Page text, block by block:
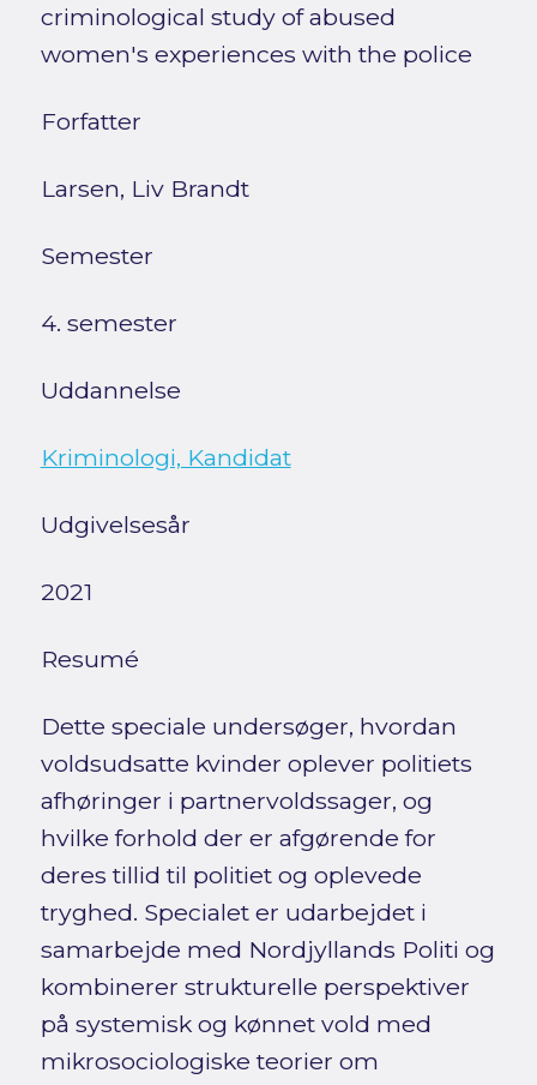
criminological study of abused
women's experiences with the police
Forfatter
Larsen, Liv Brandt
Semester
4. semester
Uddannelse
Kriminologi, Kandidat
Udgivelsesår
2021
Resumé
Dette speciale undersøger, hvordan
voldsudsatte kvinder oplever politiets
afhøringer i partnervoldssager, og
hvilke forhold der er afgørende for
deres tillid til politiet og oplevede
tryghed. Specialet er udarbejdet i
samarbejde med Nordjyllands Politi og
kombinerer strukturelle perspektiver
på systemisk og kønnet vold med
mikrosociologiske teorier om